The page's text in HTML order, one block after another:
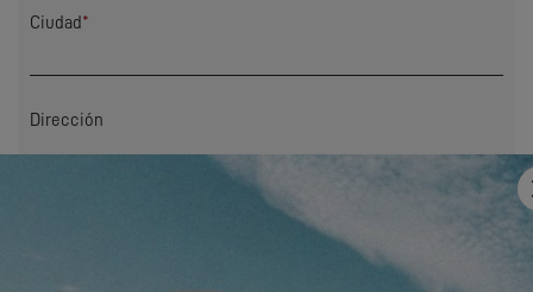
Ciudad *
Dirección